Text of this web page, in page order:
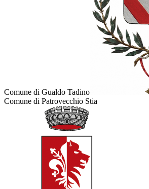
Comune di Gualdo Tadino
Comune di Patrovecchio Stia